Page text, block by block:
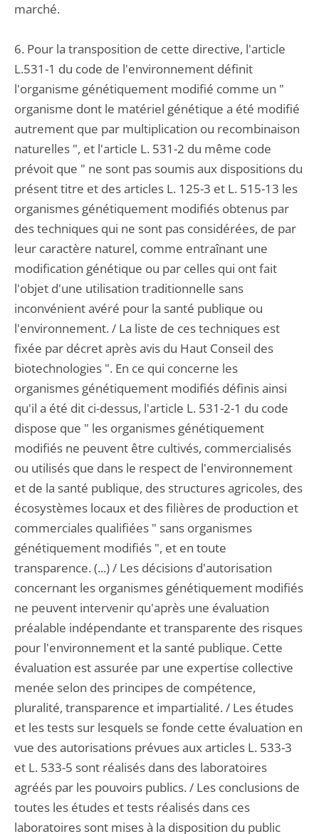
marché.
6. Pour la transposition de cette directive, l'article
L.531-1 du code de l'environnement définit
l'organisme génétiquement modifié comme un "
organisme dont le matériel génétique a été modifié
autrement que par multiplication ou recombinaison
naturelles ", et l'article L. 531-2 du même code
prévoit que " ne sont pas soumis aux dispositions du
présent titre et des articles L. 125-3 et L. 515-13 les
organismes génétiquement modifiés obtenus par
des techniques qui ne sont pas considérées, de par
leur caractère naturel, comme entraînant une
modification génétique ou par celles qui ont fait
l'objet d'une utilisation traditionnelle sans
inconvénient avéré pour la santé publique ou
l'environnement. / La liste de ces techniques est
fixée par décret après avis du Haut Conseil des
biotechnologies ". En ce qui concerne les
organismes génétiquement modifiés définis ainsi
qu'il a été dit ci-dessus, l'article L. 531-2-1 du code
dispose que " les organismes génétiquement
modifiés ne peuvent être cultivés, commercialisés
ou utilisés que dans le respect de l'environnement
et de la santé publique, des structures agricoles, des
écosystèmes locaux et des filières de production et
commerciales qualifiées " sans organismes
génétiquement modifiés ", et en toute
transparence. (...) / Les décisions d'autorisation
concernant les organismes génétiquement modifiés
ne peuvent intervenir qu'après une évaluation
préalable indépendante et transparente des risques
pour l'environnement et la santé publique. Cette
évaluation est assurée par une expertise collective
menée selon des principes de compétence,
pluralité, transparence et impartialité. / Les études
et les tests sur lesquels se fonde cette évaluation en
vue des autorisations prévues aux articles L. 533-3
et L. 533-5 sont réalisés dans des laboratoires
agréés par les pouvoirs publics. / Les conclusions de
toutes les études et tests réalisés dans ces
laboratoires sont mises à la disposition du public